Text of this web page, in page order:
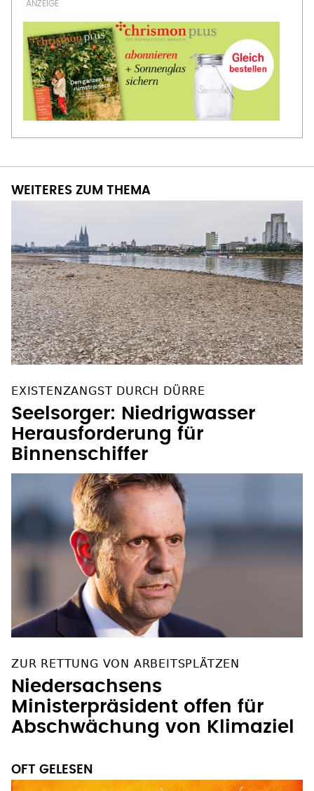
WEITERES ZUM THEMA
EXISTENZANGST DURCH DÜRRE
Seelsorger: Niedrigwasser
Herausforderung für
Binnenschiffer
ZUR RETTUNG VON ARBEITSPLÄTZEN
Niedersachsens
Ministerpräsident offen für
Abschwächung von Klimaziel
OFT GELESEN